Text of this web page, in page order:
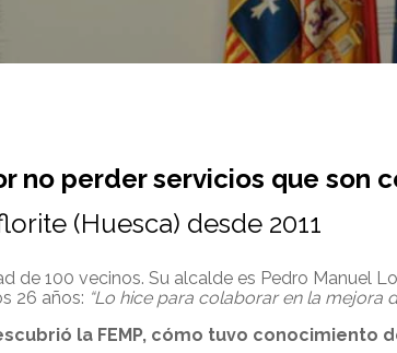
no perder servicios que son
(Huesca) desde 2011
de 100 vecinos. Su alcalde es Pedro Manuel
26 años: “Lo hice para colaborar en la mejora
la FEMP, cómo tuvo conocimiento